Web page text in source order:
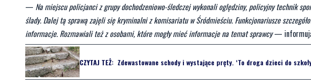
— Na miejscu policjanci z grupy dochodzeniowo-śledczej wykonali oględziny, policyjny technik
ślady. Dalej tą sprawą zajęli się kryminalni z komisariatu w Śródmieściu. Funkcjonariusze
informacje. Rozmawiali też z osobami, które mogły mieć informacje na temat sprawcy— informują
CZYTAJ TEŻ: Zdewastowane schody i wystające pręty. ‘To droga dzieci do